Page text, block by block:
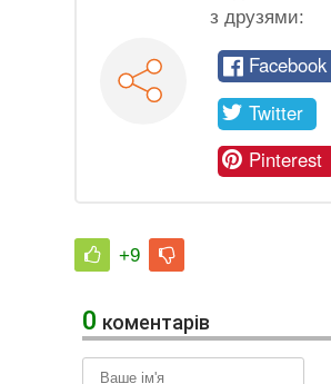
з друзями:
Facebook
Twitter
Pinterest
+9
0 коментарів